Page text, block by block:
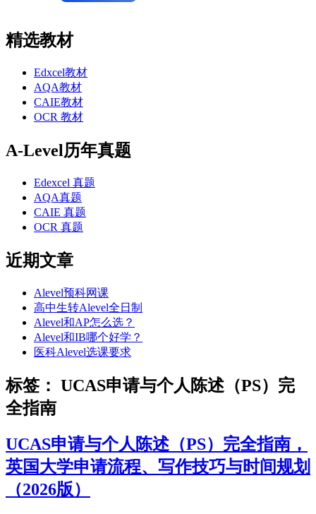
精选教材
Edxcel教材
AQA教材
CAIE教材
OCR 教材
A-Level历年真题
Edexcel 真题
AQA真题
CAIE 真题
OCR 真题
近期文章
Alevel预科网课
高中生转Alevel全日制
Alevel和AP怎么选？
Alevel和IB哪个好学？
医科Alevel选课要求
标签： UCAS申请与个人陈述（PS）完
全指南
UCAS申请与个人陈述（PS）完全指南，
英国大学申请流程、写作技巧与时间规划
（2026版）